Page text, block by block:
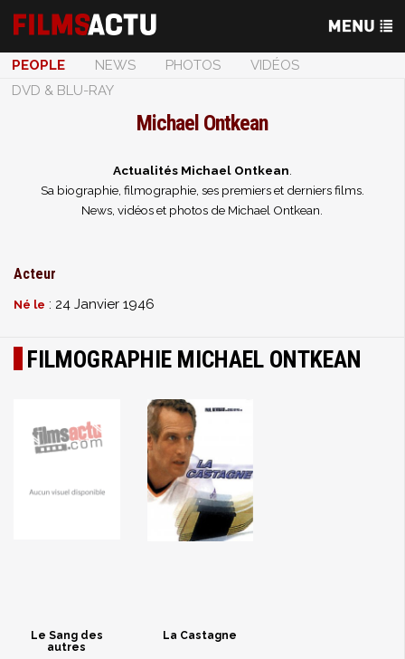
PEOPLE NEWS PHOTOS
VIDÉOS
DVD & BLU-RAY
Michael Ontkean
Actualités Michael Ontkean
Sa biographie, filmographie, ses premiers et derniers films.
News, vidéos et photos de Michael Ontkean.
Acteur
Né le : 24 Janvier 1946
FILMOGRAPHIE MICHAEL ONTKEAN
Le Sang des
autres
La Castagne